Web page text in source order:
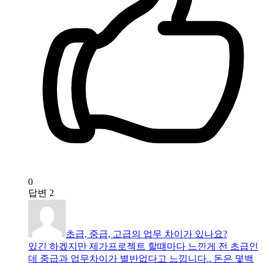
0
답변 2
초급, 중급, 고급의 업무 차이가 있나요?
있긴 하겠지만 제가프로젝트 할떄마다 느낀게 전 초급인
데 중급과 업무차이가 별반없다고 느낍니다.. 돈은 몇백